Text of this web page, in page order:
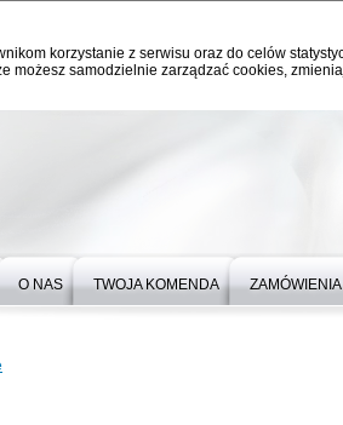
korzystanie z serwisu oraz do celów
możesz samodzielnie zarządzać cookies,
O NAS TWOJA KOMENDA